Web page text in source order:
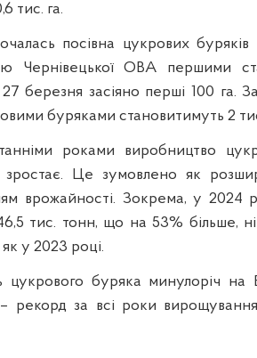
тис. га.
посівна цукрових
Чернівецької ОВА першими
березня засіяно перші 100 га.
буряками становитимуть 2
роками виробництво
зростає. Це зумовлено як
врожайності. Зокрема, у 2024
тис. тонн, що на 53% більше,
у 2023 році.
цукрового буряка минулоріч на
за всі роки вирощування